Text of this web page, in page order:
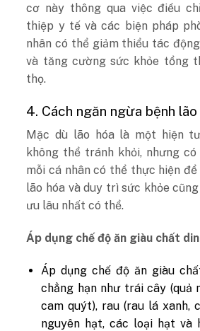
cơ này thông qua việc điều
thiệp y tế và các biện pháp
nhân có thể giảm thiểu tác
và tăng cường sức khỏe tổng
thọ.
4. Cách ngăn ngừa bệnh
Mặc dù lão hóa là một hiện
không thể tránh khỏi, nhưng
mỗi cá nhân có thể thực hiện
lão hóa và duy trì sức khỏe
ưu lâu nhất có thể.
Áp dụng chế độ ăn giàu chất
Áp dụng chế độ ăn giàu
chẳng hạn như trái cây (quả
cam quýt), rau (rau lá xanh,
nguyên hạt, các loại hạt và